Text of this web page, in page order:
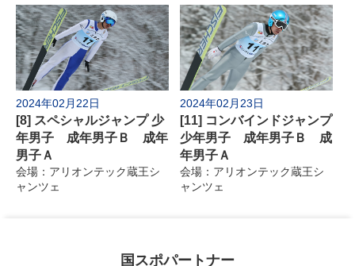
2024年02月22日
[8] スペシャルジャンプ 少
年男子 成年男子Ｂ 成年
男子Ａ
会場：アリオンテック蔵王シ
ャンツェ
2024年02月23日
[11] コンバインドジャンプ
少年男子 成年男子Ｂ 成
年男子Ａ
会場：アリオンテック蔵王シ
ャンツェ
国スポパートナー